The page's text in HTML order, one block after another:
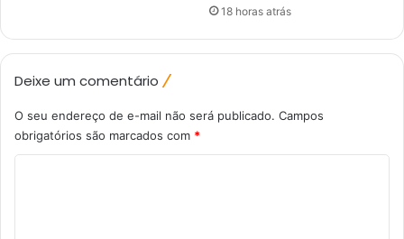
18 horas atrás
Deixe um comentário
O seu endereço de e-mail não será publicado. Campos
obrigatórios são marcados com *